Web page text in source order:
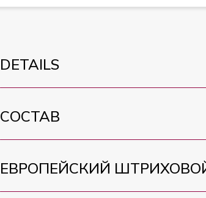
DETAILS
СОСТАВ
ЕВРОПЕЙСКИЙ